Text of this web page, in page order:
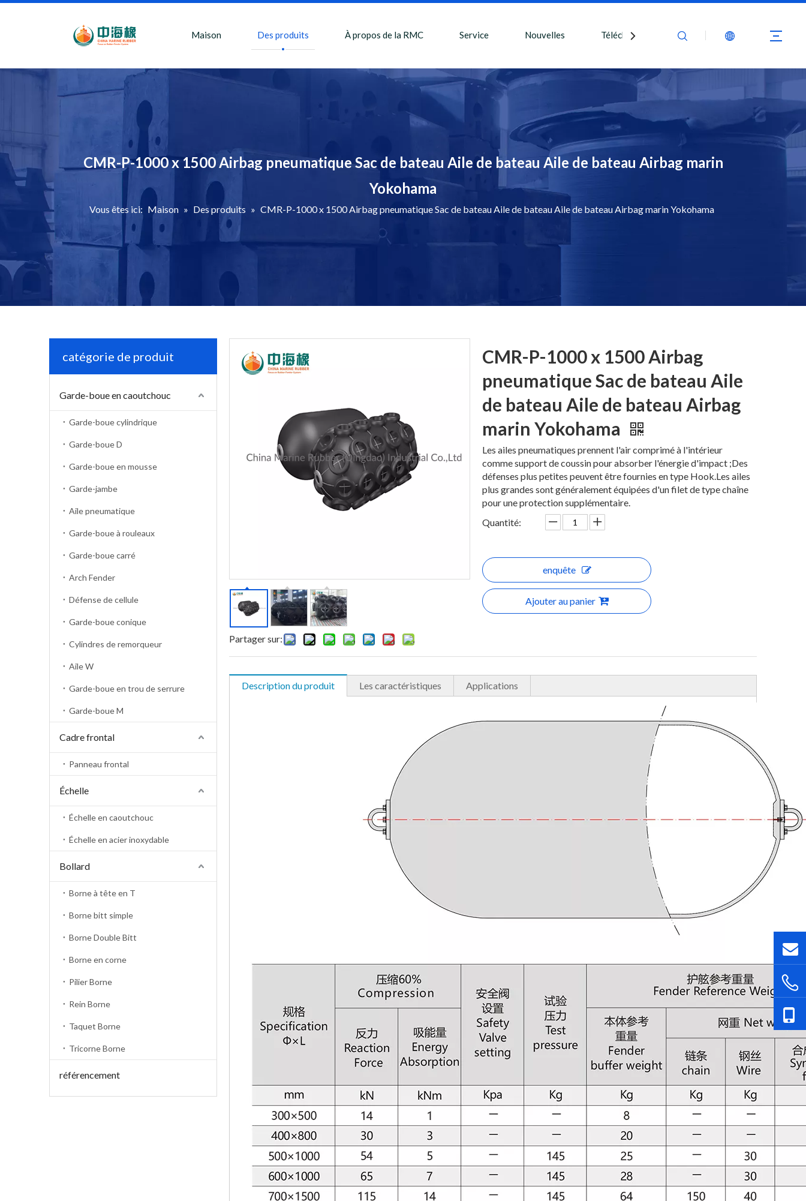
Maison Des produits À propos de la RMC Service Nouvelles Télécharger Nous contacter
CMR-P-1000 x 1500 Airbag pneumatique Sac de bateau Aile de bateau Aile de bateau Airbag marin
Yokohama
Vous êtes ici: Maison » Des produits » CMR-P-1000 x 1500 Airbag pneumatique Sac de bateau Aile de bateau Aile de bateau Airbag marin Yokohama
catégorie de produit
Garde-boue en caoutchouc
Garde-boue cylindrique
Garde-boue D
Garde-boue en mousse
Garde-jambe
Aile pneumatique
Garde-boue à rouleaux
Garde-boue carré
Arch Fender
Défense de cellule
Garde-boue conique
Cylindres de remorqueur
Aile W
Garde-boue en trou de serrure
Garde-boue M
Cadre frontal
Panneau frontal
Échelle
Échelle en caoutchouc
Échelle en acier inoxydable
Bollard
Borne à tête en T
Borne bitt simple
Borne Double Bitt
Borne en corne
Pilier Borne
Rein Borne
Taquet Borne
Tricorne Borne
référencement
Partager sur:
CMR-P-1000 x 1500 Airbag
pneumatique Sac de bateau Aile
de bateau Aile de bateau Airbag
marin Yokohama
Les ailes pneumatiques prennent l'air comprimé à l'intérieur
comme support de coussin pour absorber l'énergie d'impact ;Des
défenses plus petites peuvent être fournies en type Hook.Les ailes
plus grandes sont généralement équipées d'un filet de type chaîne
pour une protection supplémentaire.
Quantité:
enquête
Ajouter au panier
Description du produit Les caractéristiques Applications